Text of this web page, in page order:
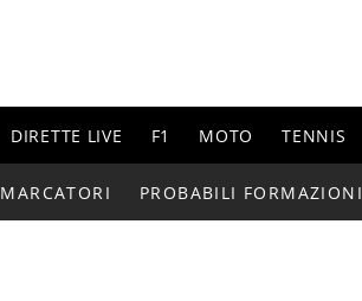
DIRETTE LIVE F1 MOTO TENNIS
MARCATORI PROBABILI FORMAZIONI